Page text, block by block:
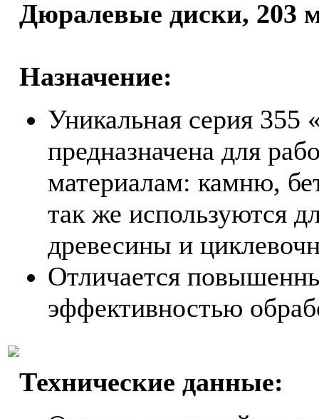
Дюралевые диски, 203
Назначение:
Уникальная серия 355
предназначена для
материалам: камню,
так же используются
древесины и
Отличается
эффективностью
Технические данные: